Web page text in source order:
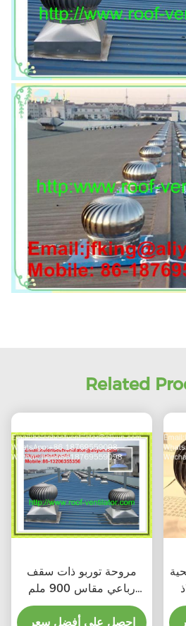
Related
مروحة توربو ذات سقف
رباعي مقاس 900 ملم
للصلب المقاوم للصدأ
احصل على أفضل سعر